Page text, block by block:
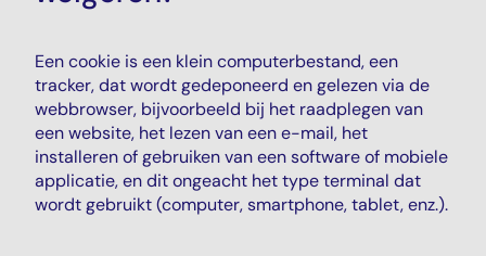
Een cookie is een klein computerbestand, een
tracker, dat wordt gedeponeerd en gelezen via de
webbrowser, bijvoorbeeld bij het raadplegen van
een website, het lezen van een e-mail, het
installeren of gebruiken van een software of mobiele
applicatie, en dit ongeacht het type terminal dat
wordt gebruikt (computer, smartphone, tablet, enz.).